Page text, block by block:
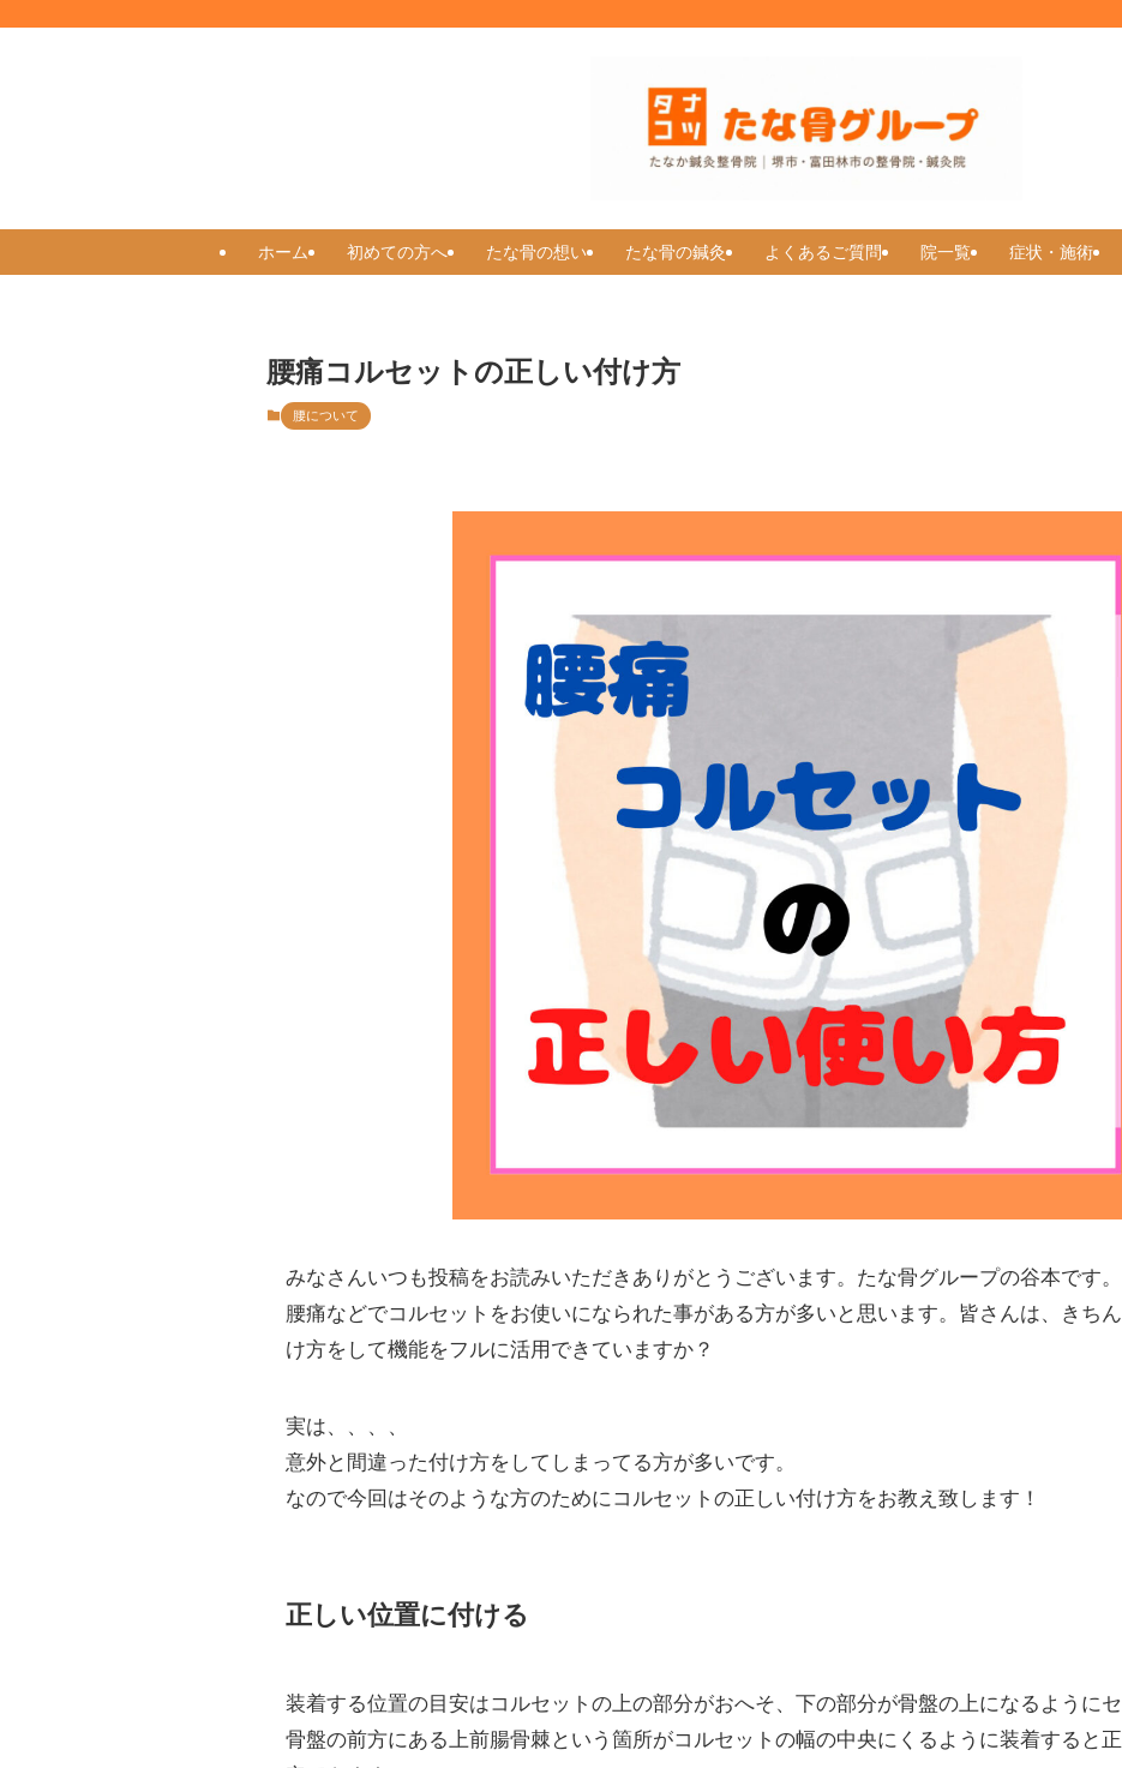
ホーム 初めての方へ たな骨の想い たな骨の鍼灸 よくあるご質問 院一覧 症状・施術
腰痛コルセットの正しい付け方
腰について
みなさんいつも投稿をお読みいただきありがとうございます。たな骨グループの谷本です。
腰痛などでコルセットをお使いになられた事がある方が多いと思います。皆さんは、きち
け方をして機能をフルに活用できていますか？
実は、、、、
意外と間違った付け方をしてしまってる方が多いです。
なので今回はそのような方のためにコルセットの正しい付け方をお教え致します！
正しい位置に付ける
装着する位置の目安はコルセットの上の部分がおへそ、下の部分が骨盤の上になるようにセ
骨盤の前方にある上前腸骨棘という箇所がコルセットの幅の中央にくるように装着すると